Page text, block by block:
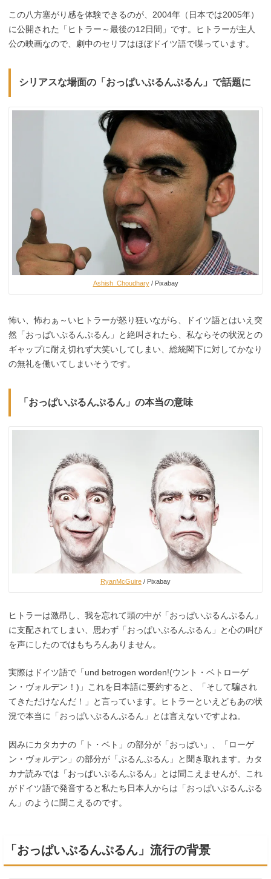
この八方塞がり感を体験できるのが、2004年（日本では2005年）
に公開された「ヒトラー～最後の12日間」です。ヒトラーが主人
公の映画なので、劇中のセリフはほぼドイツ語で喋っています。
シリアスな場面の「おっぱいぷるんぷるん」で話題に
Ashish_Choudhary/ Pixabay
怖い、怖わぁ～いヒトラーが怒り狂いながら、ドイツ語とはいえ突
然「おっぱいぷるんぷるん」と絶叫されたら、私ならその状況との
ギャップに耐え切れず大笑いしてしまい、総統閣下に対してかなり
の無礼を働いてしまいそうです。
「おっぱいぷるんぷるん」の本当の意味
RyanMcGuire / Pixabay
ヒトラーは激昂し、我を忘れて頭の中が「おっぱいぷるんぷるん」
に支配されてしまい、思わず「おっぱいぷるんぷるん」と心の叫び
を声にしたのではもちろんありません。
実際はドイツ語で「und betrogen worden!(ウント・ベトローゲ
ン・ヴォルデン！)」これを日本語に要約すると、「そして騙され
てきただけなんだ！」と言っています。ヒトラーといえどもあの状
況で本当に「おっぱいぷるんぷるん」とは言えないですよね。
因みにカタカナの「ト・ベト」の部分が「おっぱい」、「ローゲ
ン・ヴォルデン」の部分が「ぷるんぷるん」と聞き取れます。カタ
カナ読みでは「おっぱいぷるんぷるん」とは聞こえませんが、これ
がドイツ語で発音すると私たち日本人からは「おっぱいぷるんぷる
ん」のように聞こえるのです。
「おっぱいぷるんぷるん」流行の背景